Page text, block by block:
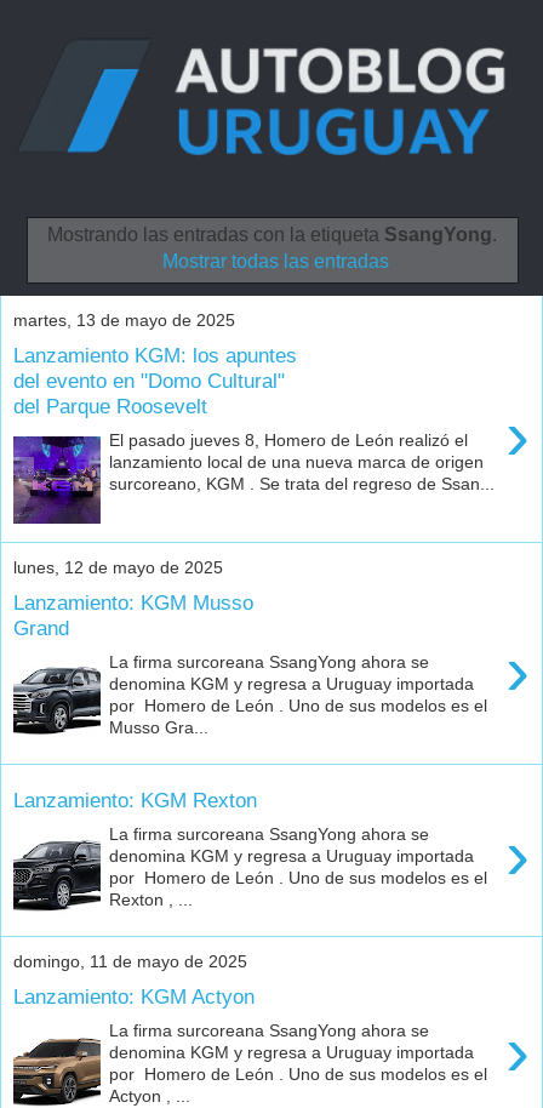
Mostrando las entradas con la etiqueta SsangYong.
Mostrar todas las entradas
martes, 13 de mayo de 2025
Lanzamiento KGM: los apuntes
del evento en "Domo Cultural"
del Parque Roosevelt
›
El pasado jueves 8, Homero de León realizó el
lanzamiento local de una nueva marca de origen
surcoreano, KGM . Se trata del regreso de Ssan...
lunes, 12 de mayo de 2025
Lanzamiento: KGM Musso
Grand
›
La firma surcoreana SsangYong ahora se
denomina KGM y regresa a Uruguay importada
por Homero de León . Uno de sus modelos es el
Musso Gra...
Lanzamiento: KGM Rexton
›
La firma surcoreana SsangYong ahora se
denomina KGM y regresa a Uruguay importada
por Homero de León . Uno de sus modelos es el
Rexton , ...
domingo, 11 de mayo de 2025
Lanzamiento: KGM Actyon
›
La firma surcoreana SsangYong ahora se
denomina KGM y regresa a Uruguay importada
por Homero de León . Uno de sus modelos es el
Actyon , ...